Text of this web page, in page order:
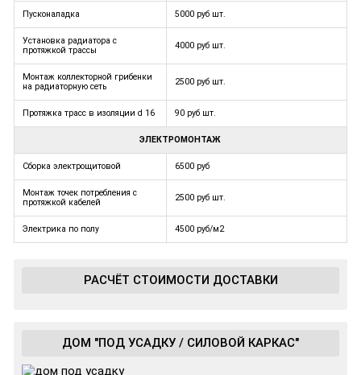
Пусконаладка 5000 руб шт.
Установка радиатора с
протяжкой трассы
4000 руб шт.
Монтаж коллекторной грибенки
на радиаторную сеть
2500 руб шт.
Протяжка трасс в изоляции d 16 90 руб шт.
ЭЛЕКТРОМОНТАЖ
Сборка электрощитовой 6500 руб
Монтаж точек потребления с
протяжкой кабелей
2500 руб шт.
Электрика по полу 4500 руб/м2
РАСЧЁТ СТОИМОСТИ ДОСТАВКИ
ДОМ "ПОД УСАДКУ / СИЛОВОЙ КАРКАС"